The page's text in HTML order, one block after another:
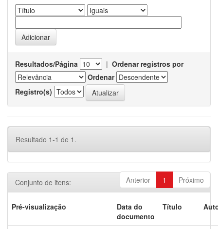
Resultados/Página | Ordenar registros por
Ordenar
Registro(s)
Resultado 1-1 de 1.
Anterior 1 Próximo
Conjunto de itens:
Pré-visualização
Data do
documento
Título